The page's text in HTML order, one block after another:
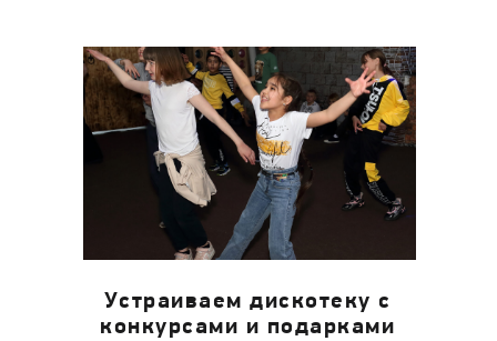
Устраиваем дискотеку с
конкурсами и подарками